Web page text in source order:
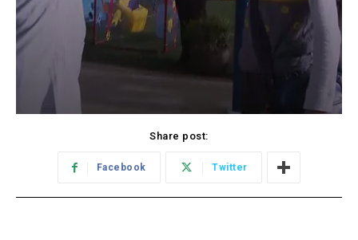
Share post:
Facebook Twitter